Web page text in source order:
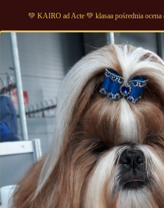
💚 KAIRO ad Acte 💚 klasaa pośrednia ocena